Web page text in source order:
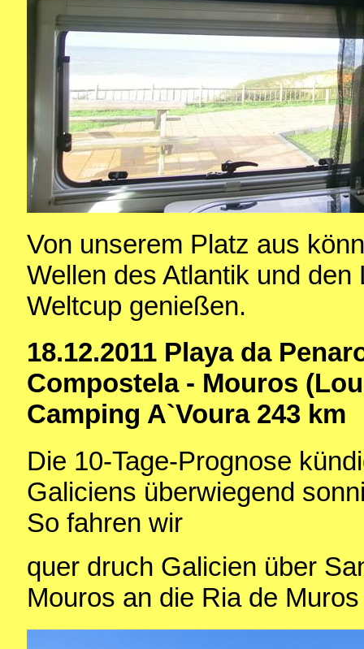
Von unserem Platz aus
Wellen des Atlantik und
Weltcup genießen.
18.12.2011 Playa da
Compostela - Mouros
Camping A`Voura 243 km
Die 10-Tage-Prognose
Galiciens überwiegend
So fahren wir
quer druch Galicien über
Mouros an die Ria de